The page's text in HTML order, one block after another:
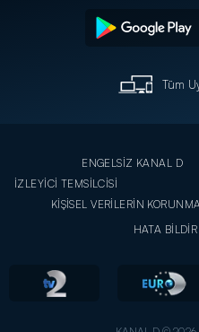
Tüm
ENGELSİZ KANAL D
İZLEYİCİ TEMSİLCİSİ
KİŞİSEL VERİLERİN
HATA BİLDİR